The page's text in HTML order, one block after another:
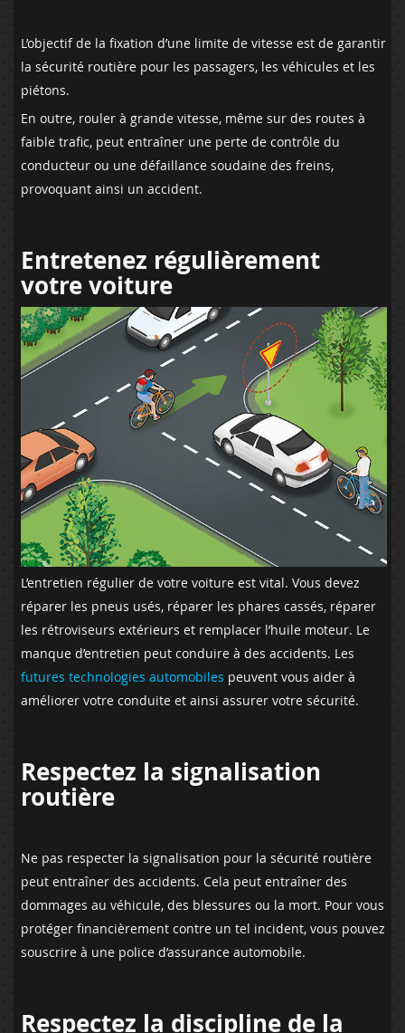
L’objectif de la fixation d’une limite de vitesse est de garantir
la sécurité routière pour les passagers, les véhicules et les
piétons.
En outre, rouler à grande vitesse, même sur des routes à
faible trafic, peut entraîner une perte de contrôle du
conducteur ou une défaillance soudaine des freins,
provoquant ainsi un accident.
Entretenez régulièrement
votre voiture
L’entretien régulier de votre voiture est vital. Vous devez
réparer les pneus usés, réparer les phares cassés, réparer
les rétroviseurs extérieurs et remplacer l’huile moteur. Le
manque d’entretien peut conduire à des accidents. Les
futures technologies automobiles peuvent vous aider à
améliorer votre conduite et ainsi assurer votre sécurité.
Respectez la signalisation
routière
Ne pas respecter la signalisation pour la sécurité routière
peut entraîner des accidents. Cela peut entraîner des
dommages au véhicule, des blessures ou la mort. Pour vous
protéger financièrement contre un tel incident, vous pouvez
souscrire à une police d’assurance automobile.
Respectez la discipline de la